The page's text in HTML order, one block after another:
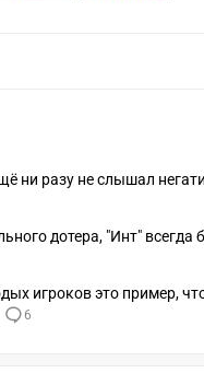
ни разу не слышал
дотера, "Инт"
игроков это пример,
6